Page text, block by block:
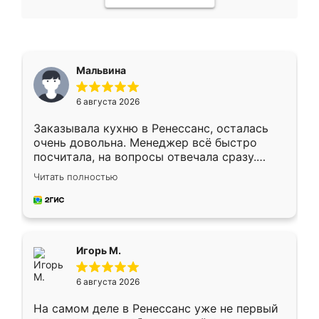
Мальвина
6 августа 2026
Заказывала кухню в Ренессанс, осталась
очень довольна. Менеджер всё быстро
посчитала, на вопросы отвечала сразу.
Замерщик приехал в субботу, подошёл к
делу со всей ответственностью. Собрали
за день, ребята работали аккуратно, даже
Читать полностью
Игорь М.
6 августа 2026
На самом деле в Ренессанс уже не первый